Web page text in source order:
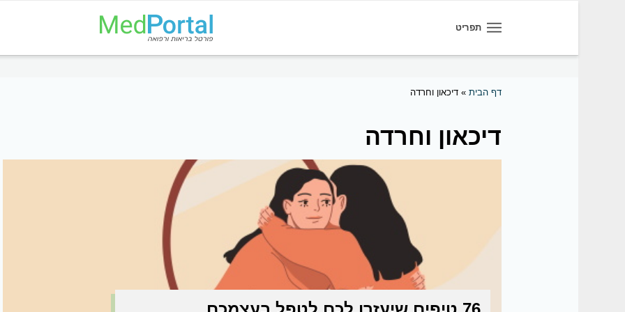
תפריט
דף הבית» דיכאון וחרדה
דיכאון וחרדה